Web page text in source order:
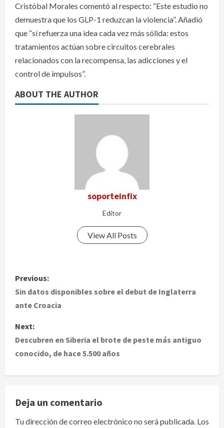
Cristóbal Morales comentó al respecto: “Este estudio no
demuestra que los GLP-1 reduzcan la violencia”. Añadió
que “sí refuerza una idea cada vez más sólida: estos
tratamientos actúan sobre circuitos cerebrales
relacionados con la recompensa, las adicciones y el
control de impulsos”.
ABOUT THE AUTHOR
soporteinfix
Editor
View All Posts
P
o
t
n
a
v
i
Previous:
Sin datos disponibles sobre el debut de Inglaterra
ante Croacia
Next:
Descubren en Siberia el brote de peste más antiguo
conocido, de hace 5.500 años
Deja un comentario
Tu dirección de correo electrónico no será publicada. Los